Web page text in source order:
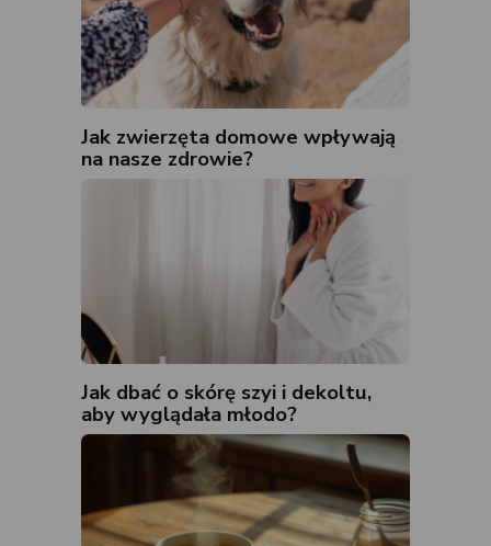
Jak zwierzęta domowe wpływają
na nasze zdrowie?
Jak dbać o skórę szyi i dekoltu,
aby wyglądała młodo?